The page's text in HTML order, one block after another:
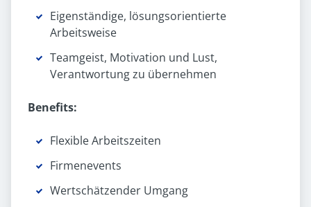
Eigenständige, lösungsorientierte
Arbeitsweise
Teamgeist, Motivation und Lust,
Verantwortung zu übernehmen
Benefits:
Flexible Arbeitszeiten
Firmenevents
Wertschätzender Umgang